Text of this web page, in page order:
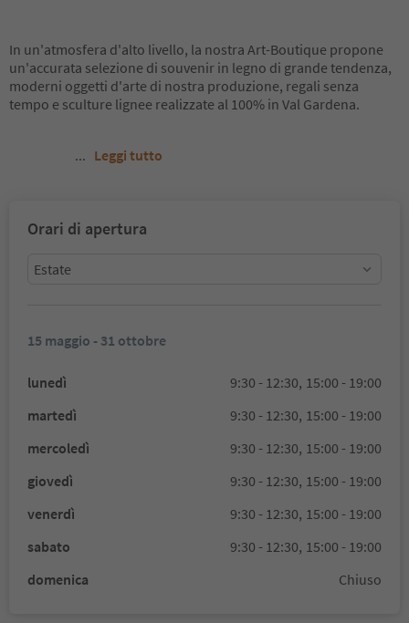
In un'atmosfera d'alto livello, la nostra Art-Boutique propone
un'accurata selezione di souvenir in legno di grande tendenza,
moderni oggetti d'arte di nostra produzione, regali senza
tempo e sculture lignee realizzate al 100% in Val Gardena.
... Leggi tutto
Orari di apertura
Estate
15 maggio - 31 ottobre
lunedì 9:30 - 12:30, 15:00 - 19:00
martedì
9:30 - 12:30, 15:00 - 19:00
mercoledì
9:30 - 12:30, 15:00 - 19:00
giovedì
9:30 - 12:30, 15:00 - 19:00
venerdì
9:30 - 12:30, 15:00 - 19:00
sabato
9:30 - 12:30, 15:00 - 19:00
domenica
Chiuso